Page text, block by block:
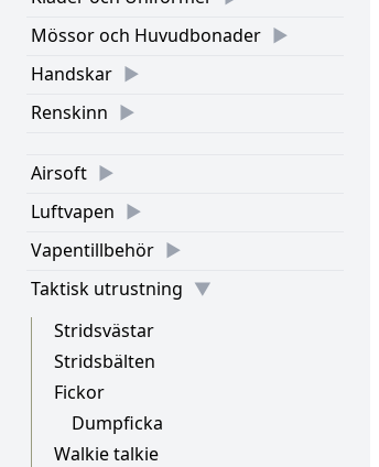
Mössor och Huvudbonader
Handskar
Renskinn
Airsoft
Luftvapen
Vapentillbehör
Taktisk utrustning
Stridsvästar
Stridsbälten
Fickor
Dumpficka
Walkie talkie